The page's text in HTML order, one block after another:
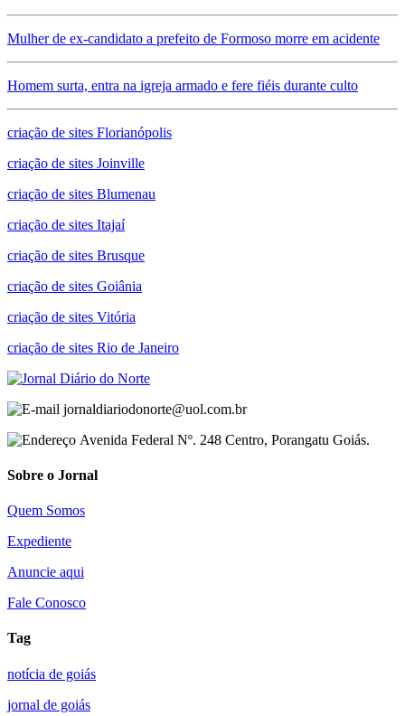
Mulher de ex-candidato a prefeito de Formoso morre em acidente
Homem surta, entra na igreja armado e fere fiéis durante culto
criação de sites Florianópolis
criação de sites Joinville
criação de sites Blumenau
criação de sites Itajaí
criação de sites Brusque
criação de sites Goiânia
criação de sites Vitória
criação de sites Rio de Janeiro
jornaldiariodonorte@uol.com.br
Avenida Federal Nº. 248 Centro, Porangatu Goiás.
Sobre o Jornal
Quem Somos
Expediente
Anuncie aqui
Fale Conosco
Tag
notícia de goiás
jornal de goiás